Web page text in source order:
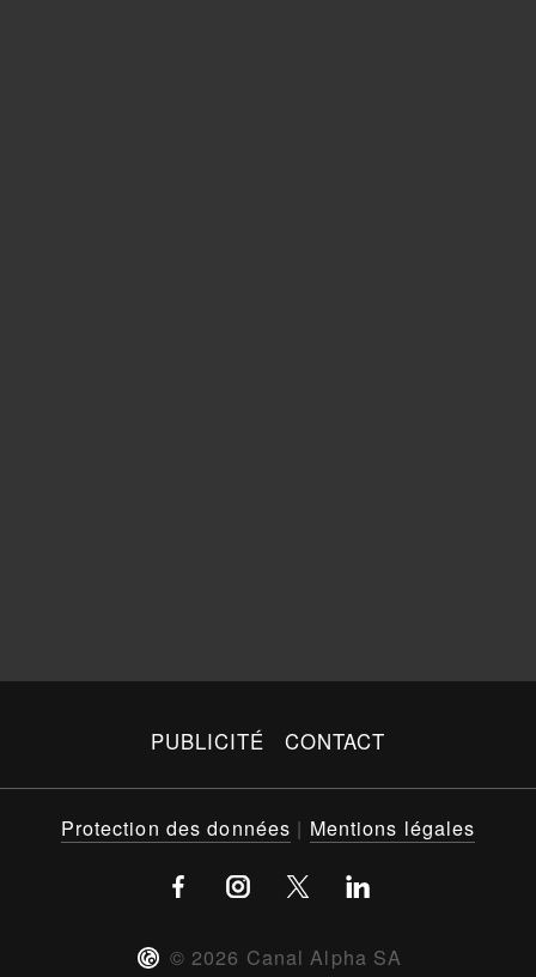
PUBLICITÉ CONTACT
© 2026 Canal Alpha SA
Protection des données | Mentions légales